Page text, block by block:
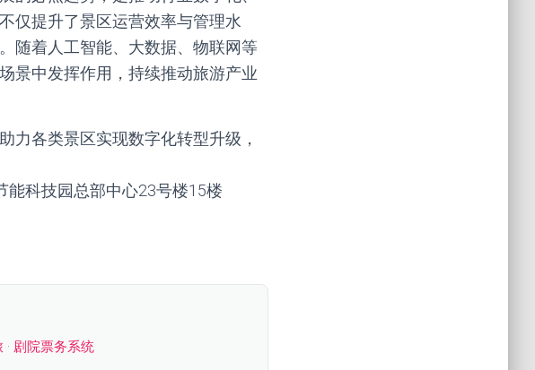
仅提升了景区运营效率与管理水
随着人工智能、大数据、物联网等
景中发挥作用，持续推动旅游产业
力各类景区实现数字化转型升级，
能科技园总部中心23号楼15楼
· 剧院票务系统